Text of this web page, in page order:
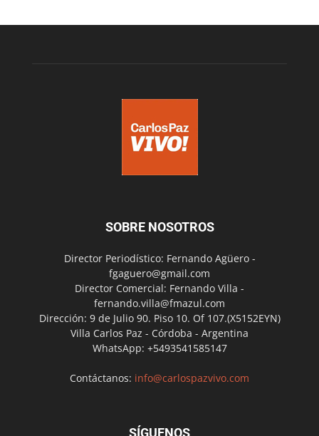
SOBRE NOSOTROS
Director Periodístico: Fernando Agüero -
fgaguero@gmail.com
Director Comercial: Fernando Villa -
fernando.villa@fmazul.com
Dirección: 9 de Julio 90. Piso 10. Of 107.(X5152EYN)
Villa Carlos Paz - Córdoba - Argentina
WhatsApp: +5493541585147
Contáctanos: info@carlospazvivo.com
SÍGUENOS